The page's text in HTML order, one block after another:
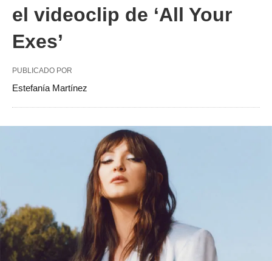
el videoclip de ‘All Your
Exes’
PUBLICADO POR
Estefanía Martínez